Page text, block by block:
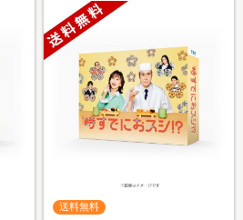
送料無料